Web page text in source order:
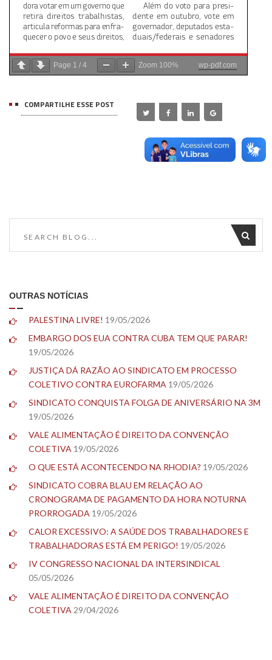
Page 1 / 4 Zoom 100% wp-pdf.com
COMPARTILHE ESSE POST
OUTRAS NOTÍCIAS
PALESTINA LIVRE! 19/05/2026
EMBARGO DOS EUA CONTRA CUBA TEM QUE PARAR!
19/05/2026
JUSTIÇA DÁ RAZÃO AO SINDICATO EM PROCESSO
COLETIVO CONTRA EUROFARMA 19/05/2026
SINDICATO CONQUISTA FOLGA DE ANIVERSÁRIO NA 3M
19/05/2026
VALE ALIMENTAÇÃO É DIREITO DA CONVENÇÃO
COLETIVA 19/05/2026
O QUE ESTÁ ACONTECENDO NA RHODIA? 19/05/2026
SINDICATO COBRA BLAU EM RELAÇÃO AO
CRONOGRAMA DE PAGAMENTO DA HORA NOTURNA
PRORROGADA 19/05/2026
CALOR EXCESSIVO: A SAÚDE DOS TRABALHADORES E
TRABALHADORAS ESTÁ EM PERIGO! 19/05/2026
IV CONGRESSO NACIONAL DA INTERSINDICAL
05/05/2026
VALE ALIMENTAÇÃO É DIREITO DA CONVENÇÃO
COLETIVA 29/04/2026